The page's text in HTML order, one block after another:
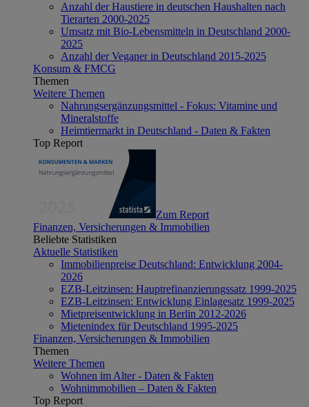
Anzahl der Haustiere in deutschen Haushalten nach
Tierarten 2000-2025
Umsatz mit Bio-Lebensmitteln in Deutschland 2000-
2025
Anzahl der Veganer in Deutschland 2015-2025
Konsum & FMCG
Themen
Weitere Themen
Nahrungsergänzungsmittel - Fokus: Vitamine und
Mineralstoffe
Heimtiermarkt in Deutschland - Daten & Fakten
Top Report
Zum Report
Finanzen, Versicherungen & Immobilien
Beliebte Statistiken
Aktuelle Statistiken
Immobilienpreise Deutschland: Entwicklung 2004-
2026
EZB-Leitzinsen: Hauptrefinanzierungssatz 1999-2025
EZB-Leitzinsen: Entwicklung Einlagesatz 1999-2025
Mietpreisentwicklung in Berlin 2012-2026
Mietenindex für Deutschland 1995-2025
Finanzen, Versicherungen & Immobilien
Themen
Weitere Themen
Wohnen im Alter - Daten & Fakten
Wohnimmobilien – Daten & Fakten
Top Report